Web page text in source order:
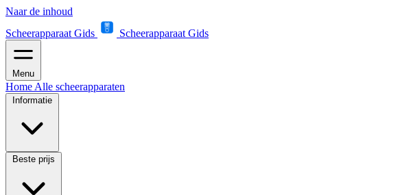
Naar de inhoud
Scheerapparaat Gids
Scheerapparaat Gids
Menu
Home Alle scheerapparaten
Informatie
Beste prijs